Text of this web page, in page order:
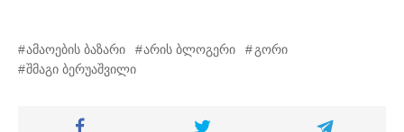
ამაოების ბაზარი არის ბლოგერი
გორი
შმაგი ბერუაშვილი